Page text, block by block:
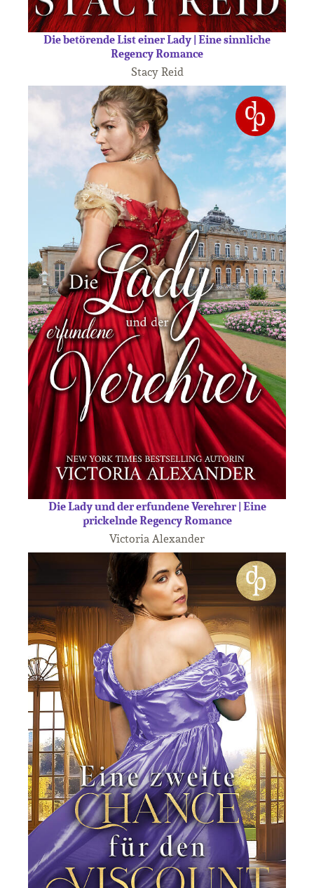
Die betörende List einer Lady | Eine sinnliche
Regency Romance
Stacy Reid
Die Lady und der erfundene Verehrer | Eine
prickelnde Regency Romance
Victoria Alexander